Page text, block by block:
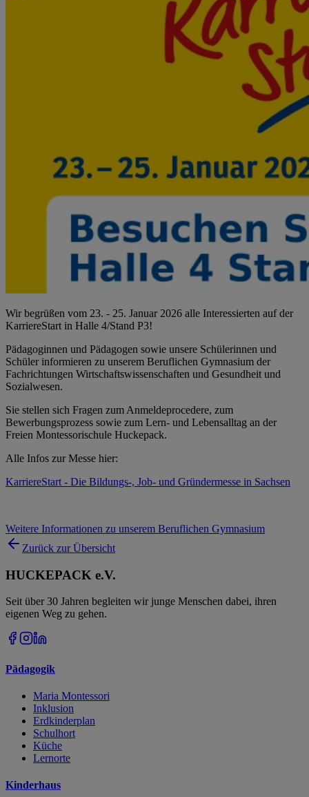
Wir begrüßen vom 23. - 25. Januar 2026 alle Interessierten auf der
KarriereStart in Halle 4/Stand P3!
Pädagoginnen und Pädagogen sowie unsere Schülerinnen und
Schüler informieren zu unserem Beruflichen Gymnasium der
Fachrichtungen Wirtschaftswissenschaften und Gesundheit und
Sozialwesen.
Sie stellen sich Fragen zum Anmeldeprocedere, zum
Bewerbungsprozess sowie zum Lern- und Lebensalltag an der
Freien Montessorischule Huckepack.
Alle Infos zur Messe hier:
KarriereStart - Die Bildungs-, Job- und Gründermesse in Sachsen
Weitere Informationen zu unserem Beruflichen Gymnasium
Zurück zur Übersicht
HUCKEPACK e.V.
Seit über 30 Jahren begleiten wir junge Menschen dabei, ihren
eigenen Weg zu gehen.
Pädagogik
Maria Montessori
Inklusion
Erdkinderplan
Schulhort
Küche
Lernorte
Kinderhaus